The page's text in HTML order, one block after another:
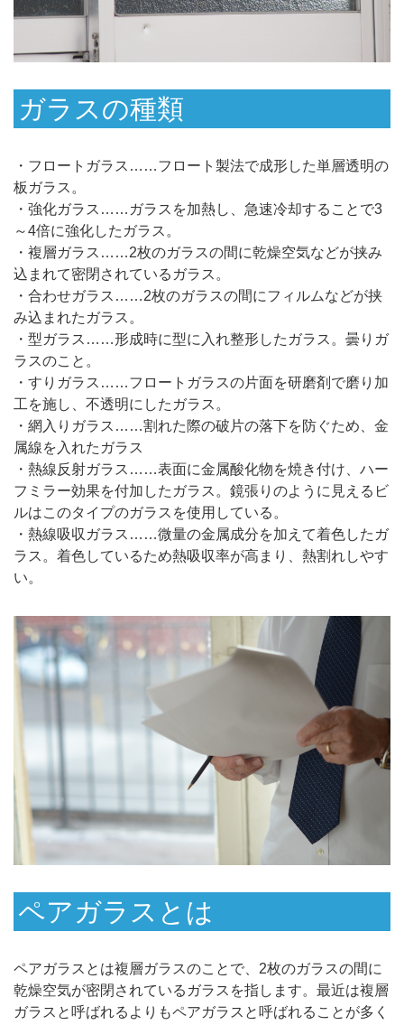
ガラスの種類
・フロートガラス……フロート製法で成形した単層透明の
板ガラス。
・強化ガラス……ガラスを加熱し、急速冷却することで3
～4倍に強化したガラス。
・複層ガラス……2枚のガラスの間に乾燥空気などが挟み
込まれて密閉されているガラス。
・合わせガラス……2枚のガラスの間にフィルムなどが挟
み込まれたガラス。
・型ガラス……形成時に型に入れ整形したガラス。曇りガ
ラスのこと。
・すりガラス……フロートガラスの片面を研磨剤で磨り加
工を施し、不透明にしたガラス。
・網入りガラス……割れた際の破片の落下を防ぐため、金
属線を入れたガラス
・熱線反射ガラス……表面に金属酸化物を焼き付け、ハー
フミラー効果を付加したガラス。鏡張りのように見えるビ
ルはこのタイプのガラスを使用している。
・熱線吸収ガラス……微量の金属成分を加えて着色したガ
ラス。着色しているため熱吸収率が高まり、熱割れしやす
い。
ペアガラスとは
ペアガラスとは複層ガラスのことで、2枚のガラスの間に
乾燥空気が密閉されているガラスを指します。最近は複層
ガラスと呼ばれるよりもペアガラスと呼ばれることが多く